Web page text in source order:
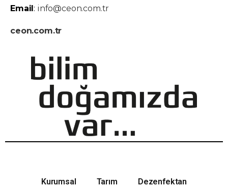
Email: info@ceon.com.tr
ceon.com.tr
Kurumsal Tarım Dezenfektan